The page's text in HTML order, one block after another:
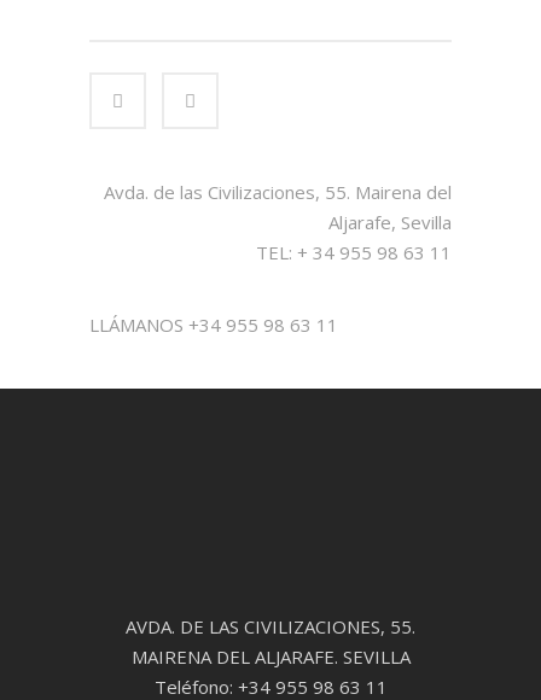
Avda. de las Civilizaciones, 55. Mairena del
Aljarafe, Sevilla
TEL: + 34 955 98 63 11
LLÁMANOS +34 955 98 63 11
AVDA. DE LAS CIVILIZACIONES, 55.
MAIRENA DEL ALJARAFE. SEVILLA
Teléfono: +34 955 98 63 11